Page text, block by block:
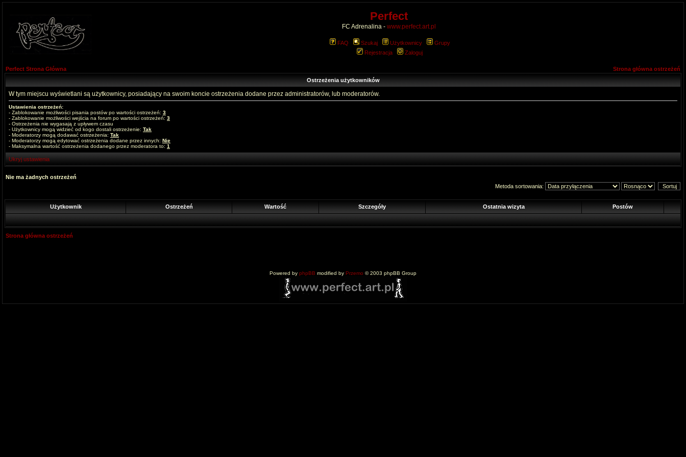
Perfect
FC Adrenalina - www.perfect.art.pl
FAQ Szukaj Użytkownicy
Grupy
Rejestracja
Zaloguj
Perfect Strona Główna
Strona główna ostrzeżeń
Ostrzeżenia użytkowników
W tym miejscu wyświetlani są użytkownicy, posiadający na swoim koncie ostrzeżenia dodane przez administratorów, lub moderatorów.
Ustawienia ostrzeżeń:
- Zablokowanie możliwości pisania postów po wartości ostrzeżeń: 3
- Zablokowanie możliwości wejścia na forum po wartości ostrzeżeń: 3
- Ostrzeżenia nie wygasają z upływem czasu
- Użytkownicy mogą widzieć od kogo dostali ostrzeżenie: Tak
- Moderatorzy mogą dodawać ostrzeżenia: Tak
- Moderatorzy mogą edytować ostrzeżenia dodane przez innych: Nie
- Maksymalna wartość ostrzeżenia dodanego przez moderatora to: 1
Ukryj ustawienia
Nie ma żadnych ostrzeżeń
Metoda sortowania:
Użytkownik Ostrzeżeń Wartość Szczegóły Ostatnia wizyta Postów
Strona główna ostrzeżeń
Powered by phpBB modified by Przemo © 2003 phpBB Group